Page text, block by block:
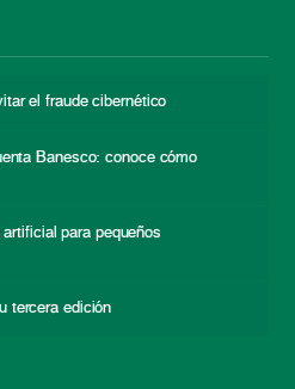
el fraude cibernético
Banesco: conoce cómo
para pequeños
tercera edición